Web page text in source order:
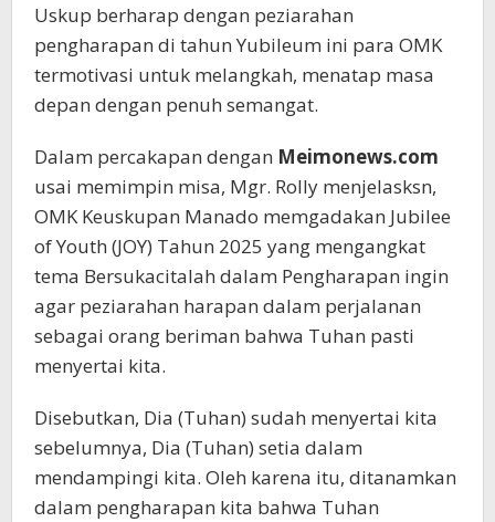
Uskup berharap dengan peziarahan
pengharapan di tahun Yubileum ini para OMK
termotivasi untuk melangkah, menatap masa
depan dengan penuh semangat.
Dalam percakapan dengan Meimonews.com
usai memimpin misa, Mgr. Rolly menjelasksn,
OMK Keuskupan Manado memgadakan Jubilee
of Youth (JOY) Tahun 2025 yang mengangkat
tema Bersukacitalah dalam Pengharapan ingin
agar peziarahan harapan dalam perjalanan
sebagai orang beriman bahwa Tuhan pasti
menyertai kita.
Disebutkan, Dia (Tuhan) sudah menyertai kita
sebelumnya, Dia (Tuhan) setia dalam
mendampingi kita. Oleh karena itu, ditanamkan
dalam pengharapan kita bahwa Tuhan